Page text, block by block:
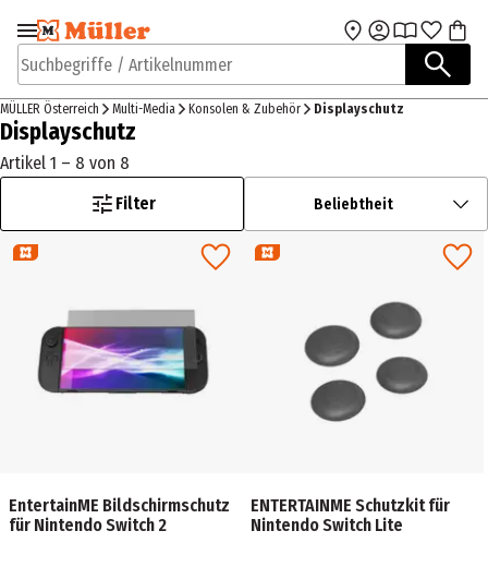
Zur Navigation
springen
Zum Hauptinhalt
Suchbegriffe / Artikelnummer
MÜLLER Österreich Multi-Media Konsolen & Zubehör Displayschutz
Displayschutz
Artikel 1 – 8 von 8
Filter
Beliebtheit
EntertainME Bildschirmschutz
für Nintendo Switch 2
ENTERTAINME Schutzkit für
Nintendo Switch Lite